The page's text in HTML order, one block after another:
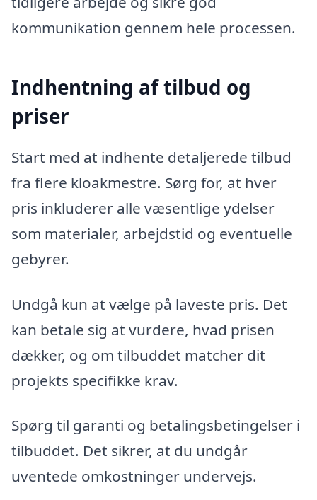
kommunikation gennem hele processen.
Indhentning af tilbud og
priser
Start med at indhente detaljerede tilbud
fra flere kloakmestre. Sørg for, at hver
pris inkluderer alle væsentlige ydelser
som materialer, arbejdstid og eventuelle
gebyrer.
Undgå kun at vælge på laveste pris. Det
kan betale sig at vurdere, hvad prisen
dækker, og om tilbuddet matcher dit
projekts specifikke krav.
Spørg til garanti og betalingsbetingelser i
tilbuddet. Det sikrer, at du undgår
uventede omkostninger undervejs.